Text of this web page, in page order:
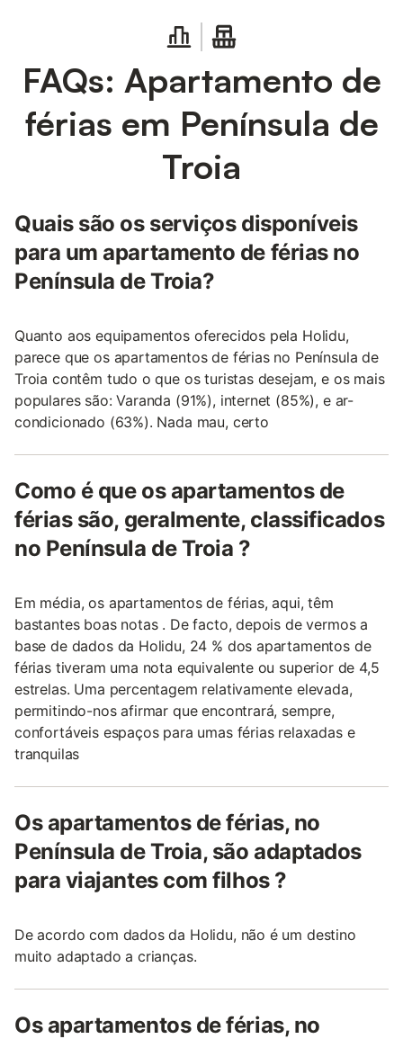
FAQs: Apartamento de
férias em Península de
Troia
Quais são os serviços disponíveis
para um apartamento de férias no
Península de Troia?
Quanto aos equipamentos oferecidos pela Holidu,
parece que os apartamentos de férias no Península de
Troia contêm tudo o que os turistas desejam, e os mais
populares são: Varanda (91%), internet (85%), e ar-
condicionado (63%). Nada mau, certo
Como é que os apartamentos de
férias são, geralmente, classificados
no Península de Troia ?
Em média, os apartamentos de férias, aqui, têm
bastantes boas notas . De facto, depois de vermos a
base de dados da Holidu, 24 % dos apartamentos de
férias tiveram uma nota equivalente ou superior de 4,5
estrelas. Uma percentagem relativamente elevada,
permitindo-nos afirmar que encontrará, sempre,
confortáveis espaços para umas férias relaxadas e
tranquilas
Os apartamentos de férias, no
Península de Troia, são adaptados
para viajantes com filhos ?
De acordo com dados da Holidu, não é um destino
muito adaptado a crianças.
Os apartamentos de férias, no